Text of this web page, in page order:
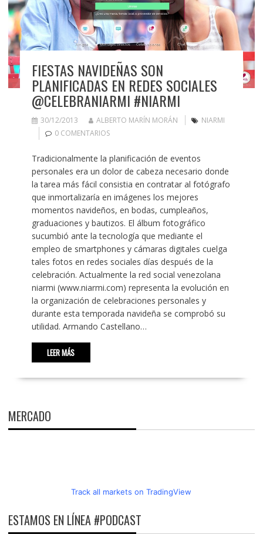
FIESTAS NAVIDEÑAS SON
PLANIFICADAS EN REDES SOCIALES
@CELEBRANIARMI #NIARMI
30/12/2013 ALBERTO MARÍN MORÁN
NIARMI
0 COMENTARIOS
Tradicionalmente la planificación de eventos
personales era un dolor de cabeza necesario donde
la tarea más fácil consistia en contratar al fotógrafo
que inmortalizaría en imágenes los mejores
momentos navideños, en bodas, cumpleaños,
graduaciones y bautizos. El álbum fotográfico
sucumbió ante la tecnología que mediante el
empleo de smartphones y cámaras digitales cuelga
tales fotos en redes sociales días después de la
celebración. Actualmente la red social venezolana
niarmi (www.niarmi.com) representa la evolución en
la organización de celebraciones personales y
durante esta temporada navideña se comprobó su
utilidad. Armando Castellano…
LEER MÁS
MERCADO
Track all markets on TradingView
ESTAMOS EN LÍNEA #PODCAST